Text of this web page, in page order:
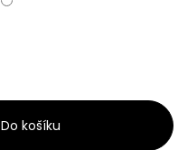
Do košíku